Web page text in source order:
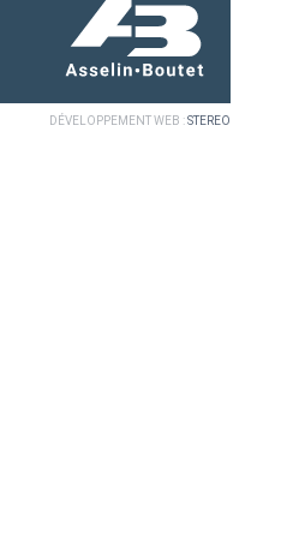
DÉVELOPPEMENT WEB :STEREO